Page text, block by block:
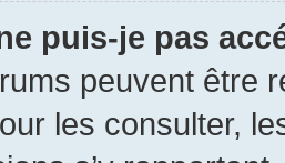
puis-je pas
peuvent être
les consulter,